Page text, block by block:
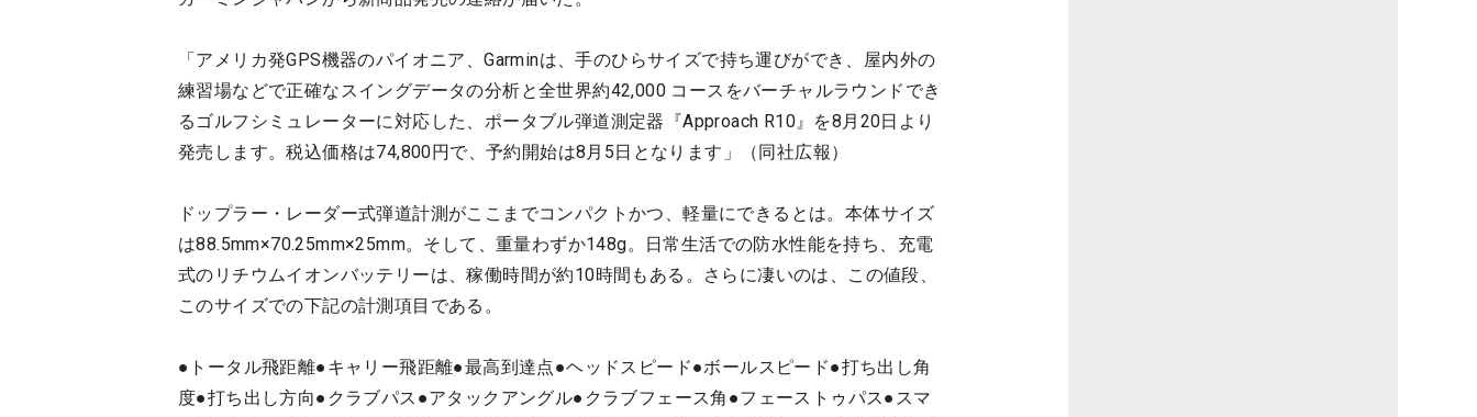
「アメリカ発GPS機器のパイオニア、Garminは、手のひらサイズで持ち運びができ、屋内外の
練習場などで正確なスイングデータの分析と全世界約42,000 コースをバーチャルラウンドでき
るゴルフシミュレーターに対応した、ポータブル弾道測定器『Approach R10』を8月20日より
発売します。税込価格は74,800円で、予約開始は8月5日となります」（同社広報）
ドップラー・レーダー式弾道計測がここまでコンパクトかつ、軽量にできるとは。本体サイズ
は88.5mm×70.25mm×25mm。そして、重量わずか148g。日常生活での防水性能を持ち、充電
式のリチウムイオンバッテリーは、稼働時間が約10時間もある。さらに凄いのは、この値段、
このサイズでの下記の計測項目である。
●トータル飛距離●キャリー飛距離●最高到達点●ヘッドスピード●ボールスピード●打ち出し角
度●打ち出し方向●クラブパス●アタックアングル●クラブフェース角●フェーストゥパス●スマ